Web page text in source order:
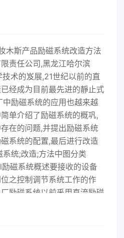
木斯产品励磁系统改造方法
责任公司,黑龙江哈尔滨
术的岌展,21世纪以前的直
经成为目前最先进的靜止式
励磁系统的应用也越来越
单介绍了励磁系统的概巩,
在的问题,并提出励磁系统
系统的配置,最后进行改造
统;改造;方法中图分类
磁系统概述要接收的设备
之控制调节系统工作的作
励磁系统以前釆用直流励磁
进行开箱检査和控系统接